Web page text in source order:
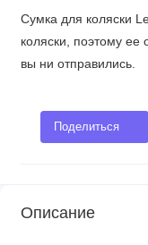
Сумка для коляски
коляски, поэтому ее
вы ни отправились.
Поделиться
Описание